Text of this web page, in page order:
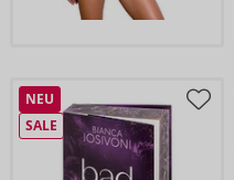
NEU
SALE